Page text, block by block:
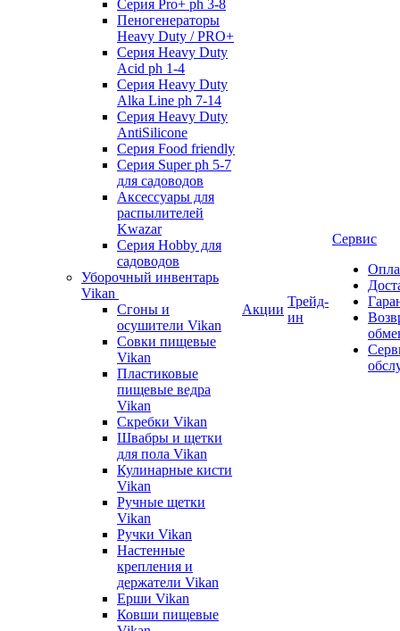
Серия Pro+ ph 3-8
Пеногенераторы
Heavy Duty / PRO+
Серия Heavy Duty
Acid ph 1-4
Серия Heavy Duty
Alka Line ph 7-14
Серия Heavy Duty
AntiSilicone
Серия Food friendly
Серия Super ph 5-7
для садоводов
Аксессуары для
распылителей
Kwazar
Серия Hobby для
садоводов
Уборочный инвентарь
Vikan
Сгоны и
осушители Vikan
Совки пищевые
Vikan
Пластиковые
пищевые ведра
Vikan
Скребки Vikan
Швабры и щетки
для пола Vikan
Кулинарные кисти
Vikan
Ручные щетки
Vikan
Ручки Vikan
Настенные
крепления и
держатели Vikan
Ерши Vikan
Ковши пищевые
Акции
Трейд-
ин
Сервис